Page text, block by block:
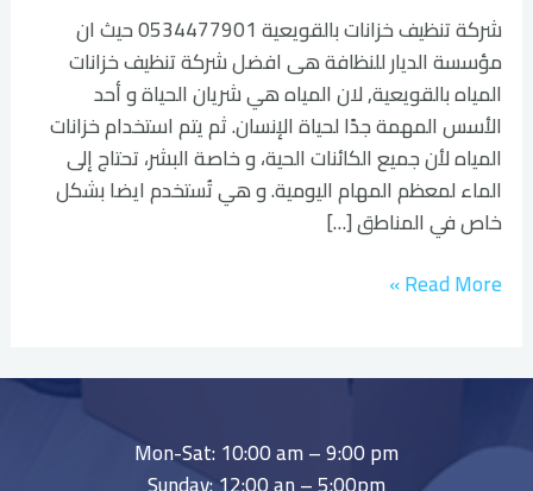
شركة تنظيف خزانات بالقويعية 0534477901 حيث ان
مؤسسة الديار للنظافة هى افضل شركة تنظيف خزانات
المياه بالقويعية, لان المياه هي شريان الحياة و أحد
الأسس المهمة جدًا لحياة الإنسان. ثم يتم استخدام خزانات
المياه لأن جميع الكائنات الحية، و خاصة البشر، تحتاج إلى
الماء لمعظم المهام اليومية. و هي تُستخدم ايضا بشكل
خاص في المناطق […]
Read More »
Mon-Sat: 10:00 am – 9:00 pm